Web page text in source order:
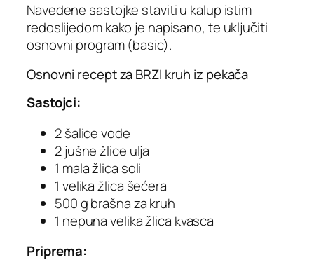
Navedene sastojke staviti u kalup istim
redoslijedom kako je napisano, te uključiti
osnovni program (basic).
Osnovni recept za BRZI kruh iz pekača
Sastojci:
2 šalice vode
2 jušne žlice ulja
1 mala žlica soli
1 velika žlica šećera
500 g brašna za kruh
1 nepuna velika žlica kvasca
Priprema: